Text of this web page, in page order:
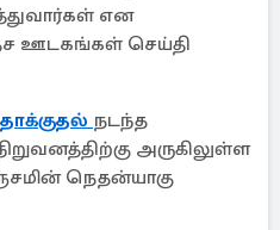
என
ஊடகங்கள் செய்தி
நடந்த
அருகிலுள்ள
நெதன்யாகு